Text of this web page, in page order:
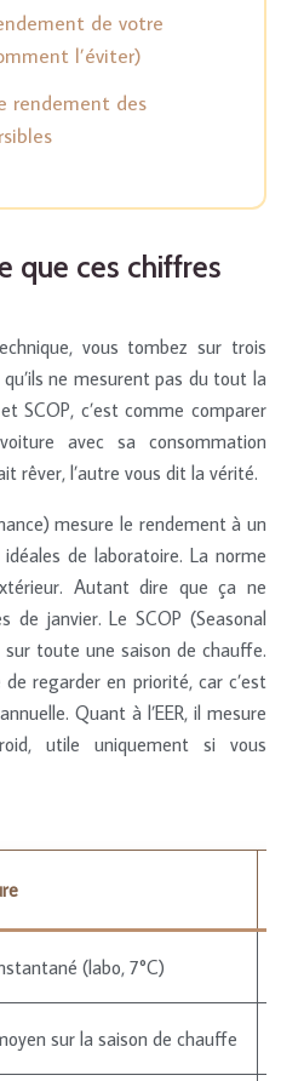
de votre
l’éviter)
rendement des
que ces chiffres
vous tombez sur trois
ne mesurent pas du tout la
SCOP, c’est comme comparer
avec sa consommation
rêver, l’autre vous dit la vérité.
mesure le rendement à un
de laboratoire. La norme
Autant dire que ça ne
de janvier. Le SCOP (Seasonal
toute une saison de chauffe.
regarder en priorité, car c’est
Quant à l’EER, il mesure
utile uniquement si vous
(labo, 7°C)
sur la saison de chauffe